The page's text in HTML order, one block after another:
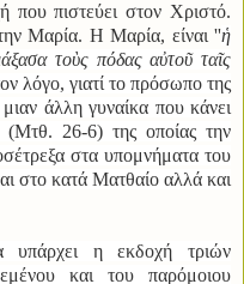
που πιστεύει στον Χριστό.
Μαρία. Η Μαρία, είναι ''ἡ
τοὺς πόδας αὐτοῦ ταῖς
λόγο, γιατί το πρόσωπο της
άλλη γυναίκα που κάνει
(Μτθ. 26-6) της οποίας την
στα υπομνήματα του
στο κατά Ματθαίο αλλά και
η εκδοχή τριών
και του παρόμοιου